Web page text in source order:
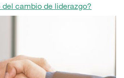
cambio de liderazgo?